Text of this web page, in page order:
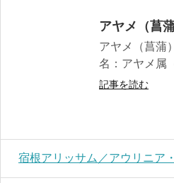
アヤメ（菖
アヤメ（菖蒲
名：アヤメ属
記事を読む
宿根アリッサム／アウリニア